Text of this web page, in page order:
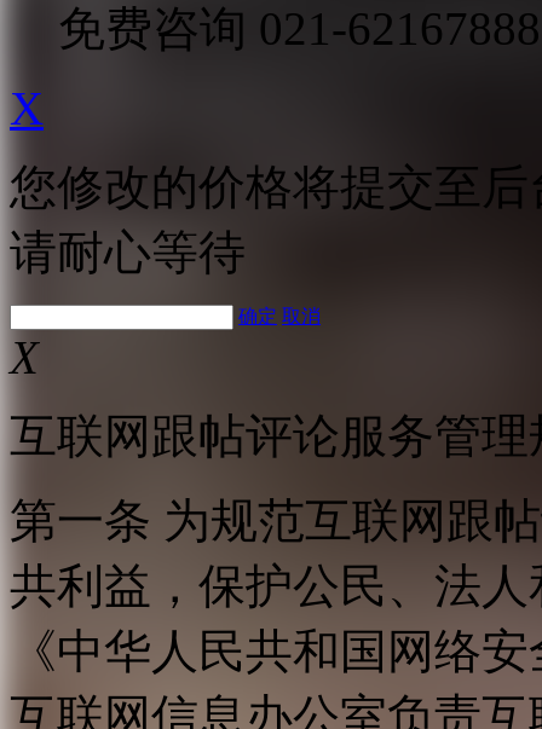
免费咨询 021-62167888
X
您修改的价格将提交至
请耐心等待
确定 取消
X
互联网跟帖评论服务管理
第一条 为规范互联网跟
共利益，保护公民、法
《中华人民共和国网络
互联网信息办公室负责